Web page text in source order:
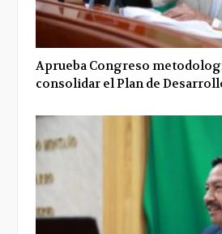
Aprueba Congreso
consolidar el Plan de